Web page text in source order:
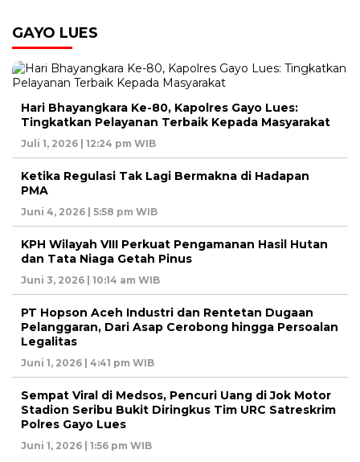
GAYO LUES
Hari Bhayangkara Ke-80, Kapolres Gayo Lues:
Tingkatkan Pelayanan Terbaik Kepada Masyarakat
Juli 1, 2026 | 12:24 pm WIB
Ketika Regulasi Tak Lagi Bermakna di Hadapan
PMA
Juni 4, 2026 | 5:58 pm WIB
KPH Wilayah VIII Perkuat Pengamanan Hasil Hutan
dan Tata Niaga Getah Pinus
Juni 3, 2026 | 10:14 am WIB
PT Hopson Aceh Industri dan Rentetan Dugaan
Pelanggaran, Dari Asap Cerobong hingga Persoalan
Legalitas
Juni 1, 2026 | 4:41 pm WIB
Sempat Viral di Medsos, Pencuri Uang di Jok Motor
Stadion Seribu Bukit Diringkus Tim URC Satreskrim
Polres Gayo Lues
Juni 1, 2026 | 1:56 pm WIB